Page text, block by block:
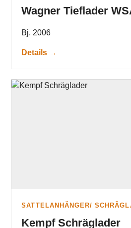
Wagner Tieflader
Bj. 2006
Details →
SATTELANHÄNGER/
Kempf Schräglader